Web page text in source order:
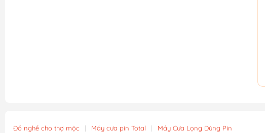
Đồ nghề cho thợ mộc | Máy cưa pin Total | Máy Cưa Lọng Dùng Pin